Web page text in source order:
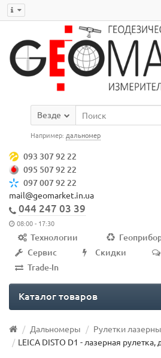
Везде
Например: дальномер
093 307 92 22
095 507 92 22
097 007 92 22
mail@geomarket.in.ua
044 247 03 39
08:00 - 17:30
Технологии
Сервис
Скидки
Trade-In
Каталог товаров
Дальномеры
Рулетки
LEICA DISTO D1 - лазерная